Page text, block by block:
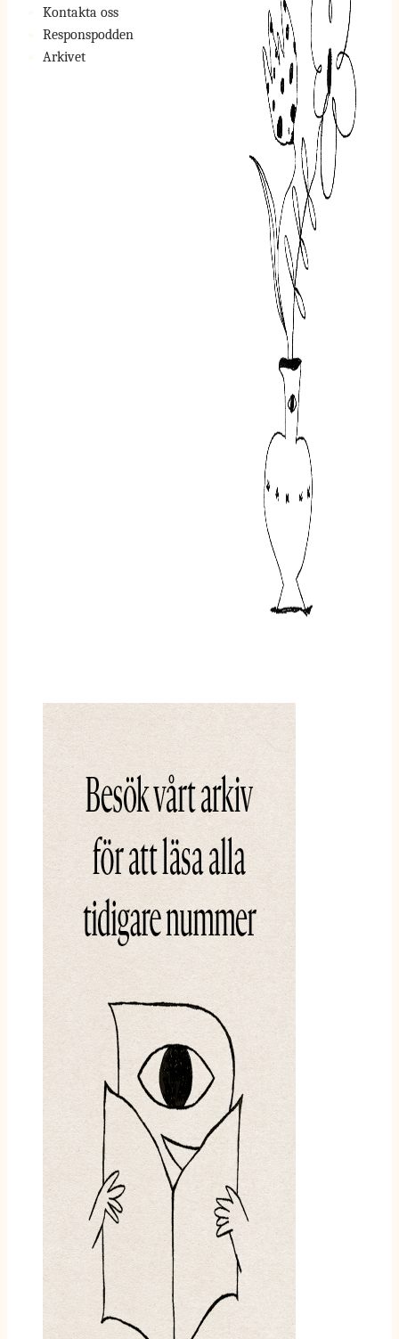
Kontakta oss
Responspodden
Arkivet